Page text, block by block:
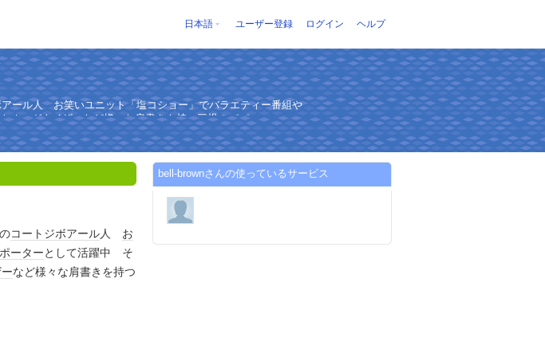
日本語 ユーザー登録 ログイン ヘルプ
人 お笑いユニット「塩コショー」でバラエティー番組や
ーガナイザーなど様々な肩書きを持つ三児のパパ
コートジボアール人 お
ーターとして活躍中 そ
など様々な肩書きを持つ
bell-brownさんの使っているサービス